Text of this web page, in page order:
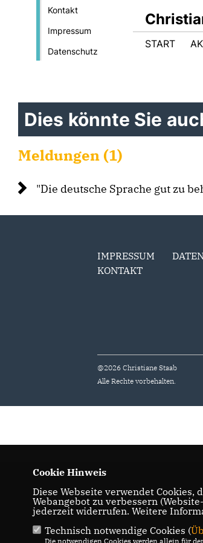
Kontakt
Impressum
Datenschutz
START
Dies könnte Sie
Meldungen (1)
"Die deutsche Sprache gut zu
IMPRESSUM
KONTAKT
@2026 Christiane Staab
Alle Rechte vorbehalten.
Cookie Hinweis
Diese Webseite verwendet
Webangebot zu verbessern
jederzeit widerrufen. Weitere
Technisch notwendige Cookies (
Die notwendigen Cookies werden allein für